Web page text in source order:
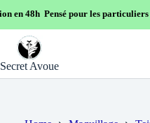
pour les particuliers B2C •
content
Secret Avoue